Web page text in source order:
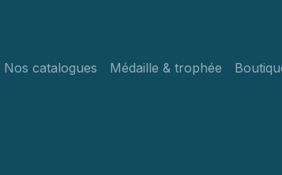
Nos catalogues Médaille & trophée